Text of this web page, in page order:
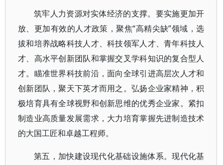
筑牢人力资源对实体经济的支撑。要实施更加开
放、更加有效的人才政策，聚焦“高精尖缺”领域，选
拔和培养战略科技人才、科技领军人才、青年科技人
才、高水平创新团队和掌握交叉学科知识的复合型人
才。瞄准世界科技前沿，面向全球引进高层次人才和
创新团队，聚天下英才而用之。弘扬企业家精神，积
极培育具有全球视野和创新思维的优秀企业家。紧扣
制造业高质量发展需求，大力培育掌握先进制造技术
的大国工匠和卓越工程师。
第五，加快建设现代化基础设施体系。现代化基